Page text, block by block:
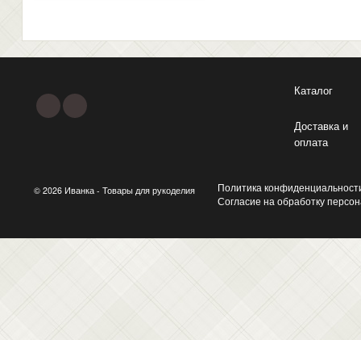
Каталог
Доставка и
оплата
© 2026 Иванка - Товары для рукоделия
Политика
Согласие на обработку